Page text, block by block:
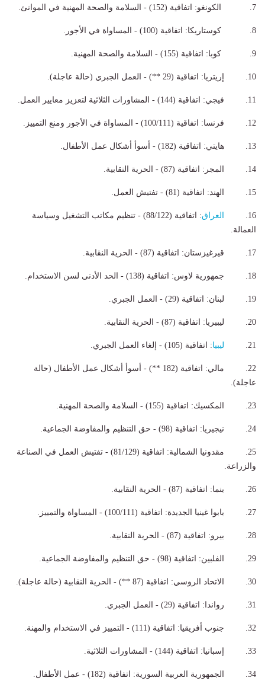
7. الكونغو: اتفاقية (152) - السلامة والصحة المهنية في الموانئ.
8. كوستاريكا: اتفاقية (100) - المساواة في الأجور.
9. كوبا: اتفاقية (155) - السلامة والصحة المهنية.
10. إريتريا: اتفاقية (29 **) - العمل الجبري (حالة عاجلة).
11. فيجي: اتفاقية (144) - المشاورات الثلاثية لتعزيز معايير العمل.
12. فرنسا: اتفاقية (100/111) - المساواة في الأجور ومنع التمييز.
13. هايتي: اتفاقية (182) - أسوأ أشكال عمل الأطفال.
14. المجر: اتفاقية (87) - الحرية النقابية.
15. الهند: اتفاقية (81) - تفتيش العمل.
16. العراق
: اتفاقية (88/122) - تنظيم مكاتب التشغيل وسياسة
العمالة.
17. قيرغيزستان: اتفاقية (87) - الحرية النقابية.
18. جمهورية لاوس: اتفاقية (138) - الحد الأدنى لسن الاستخدام.
19. لبنان: اتفاقية (29) - العمل الجبري.
20. ليبيريا: اتفاقية (87) - الحرية النقابية.
21. ليبيا: اتفاقية (105) - إلغاء العمل الجبري.
22. مالي: اتفاقية (182 **) - أسوأ أشكال عمل الأطفال (حالة
عاجلة).
23. المكسيك: اتفاقية (155) - السلامة والصحة المهنية.
24. نيجيريا: اتفاقية (98) - حق التنظيم والمفاوضة الجماعية.
25. مقدونيا الشمالية: اتفاقية (81/129) - تفتيش العمل في الصناعة
والزراعة.
26. بنما: اتفاقية (87) - الحرية النقابية.
27. بابوا غينيا الجديدة: اتفاقية (100/111) - المساواة والتمييز.
28. بيرو: اتفاقية (87) - الحرية النقابية.
29. الفلبين: اتفاقية (98) - حق التنظيم والمفاوضة الجماعية.
30. الاتحاد الروسي: اتفاقية (87 **) - الحرية النقابية (حالة عاجلة).
31. رواندا: اتفاقية (29) - العمل الجبري.
32. جنوب أفريقيا: اتفاقية (111) - التمييز في الاستخدام والمهنة.
33. إسبانيا: اتفاقية (144) - المشاورات الثلاثية.
34. الجمهورية العربية السورية: اتفاقية (182) - عمل الأطفال.